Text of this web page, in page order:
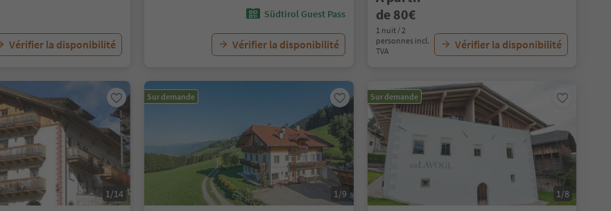
Vérifier la disponibilité
Südtirol Guest Pass
Vérifier la disponibilité
de 80€
1 nuit / 2
personnes incl.
TVA
Vérifier la disponibilité
1/14
Sur demande
1/9
Sur demande
1/8